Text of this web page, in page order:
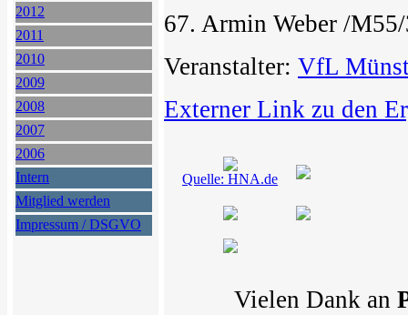
2012
2011
2010
2009
2008
2007
2006
Intern
Mitglied werden
Impressum / DSGVO
67. Armin Weber /
Veranstalter: VfL
Externer Link zu den
Quelle: HNA.de
Vielen Dank an